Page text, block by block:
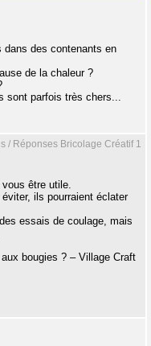
dans des contenants en
de la chaleur ?
sont parfois très chers...
/ Réponses Bricolage Créatif 1
être utile.
ils pourraient éclater
essais de coulage, mais
bougies ? – Village Craft